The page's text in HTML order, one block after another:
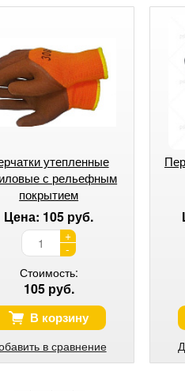
утепленные
с рельефным
покрытием
Цена: 105 руб.
+
-
Стоимость:
105 руб.
В корзину
в сравнение